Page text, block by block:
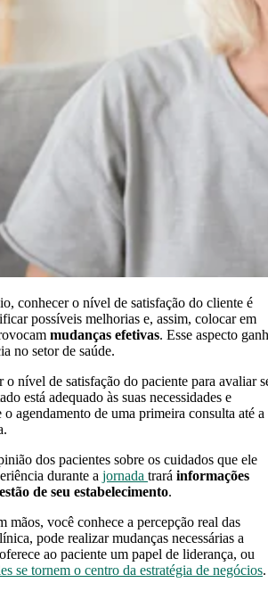
conhecer o nível de satisfação do cliente é
possíveis melhorias e, assim, colocar em
mudanças efetivas. Esse aspecto
no setor de saúde.
o nível de satisfação do paciente para avaliar
está adequado às suas necessidades e
agendamento de uma primeira consulta até a
dos pacientes sobre os cuidados que ele
durante a jornada trará informações
de seu estabelecimento.
mãos, você conhece a percepção real das
pode realizar mudanças necessárias a
ao paciente um papel de liderança, ou
se tornem o centro da estratégia de negócios